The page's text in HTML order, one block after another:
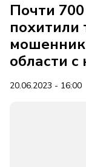
Почти
области с
20.06.2023 - 16:00